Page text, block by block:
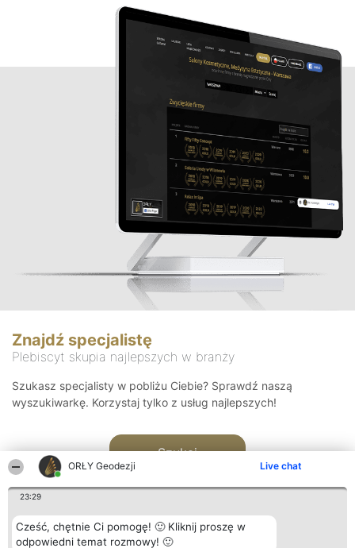
ORŁY Geodezji Live chat
23:29
Cześć, chętnie Ci pomogę! 🙂 Kliknij proszę w
odpowiedni temat rozmowy! 🙂
Znajdź specjalistę
Plebiscyt skupia najlepszych w branży
Szukasz specjalisty w pobliżu Ciebie? Sprawdź naszą
wyszukiwarkę. Korzystaj tylko z usług najlepszych!
Szukaj